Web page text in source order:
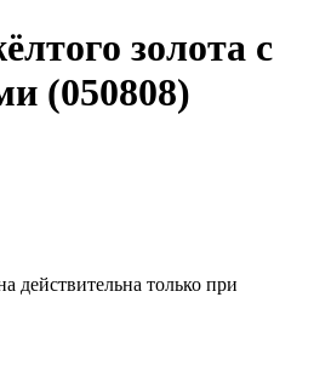
золота с
(050808)
действительна только при